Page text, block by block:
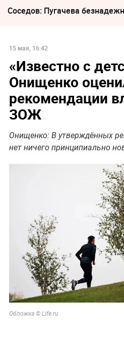
Соседов: Пугачева
15 мая, 16:42
«Известно с
Онищенко
рекомендации
ЗОЖ
Онищенко: В утверждённых
нет ничего принципиально
Обложка © Life.ru